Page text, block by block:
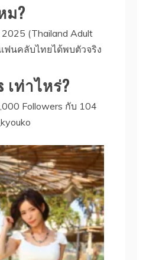
ม?
(Thailand Adult
ฟนคลับไทยได้พบตัวจริง
เท่าไหร่?
Followers กับ 104